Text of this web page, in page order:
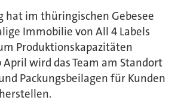
hat im thüringischen Gebesee
Immobilie von All 4 Labels
Produktionskapazitäten
wird das Team am Standort
Packungsbeilagen für Kunden